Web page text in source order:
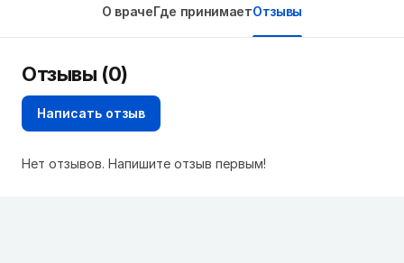
О врачеГде принимаетОтзывы
Отзывы (0)
Написать отзыв
Нет отзывов. Напишите отзыв первым!